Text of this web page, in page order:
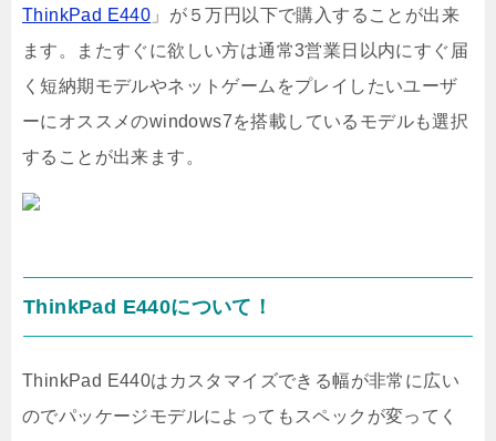
ThinkPad E440 」が５万円以下で購入することが出来
ます。またすぐに欲しい方は通常3営業日以内にすぐ届
く短納期モデルやネットゲームをプレイしたいユーザ
ーにオススメのwindows7を搭載しているモデルも選択
することが出来ます。
ThinkPad E440について！
ThinkPad E440はカスタマイズできる幅が非常に広い
のでパッケージモデルによってもスペックが変ってく